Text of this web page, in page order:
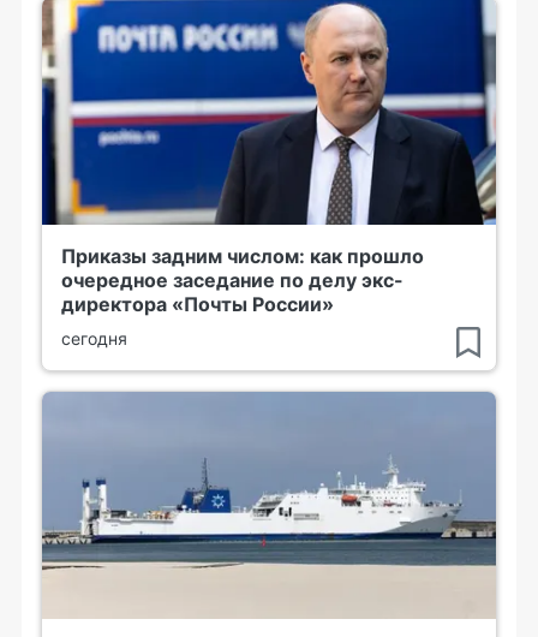
Приказы задним числом: как прошло
очередное заседание по делу экс-
директора «Почты России»
сегодня